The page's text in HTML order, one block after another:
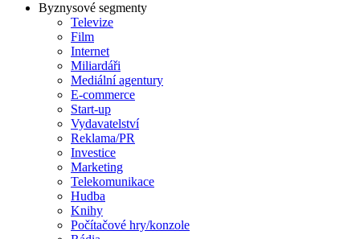
Byznysové segmenty
Televize
Film
Internet
Miliardáři
Mediální agentury
E-commerce
Start-up
Vydavatelství
Reklama/PR
Investice
Marketing
Telekomunikace
Hudba
Knihy
Počítačové hry/konzole